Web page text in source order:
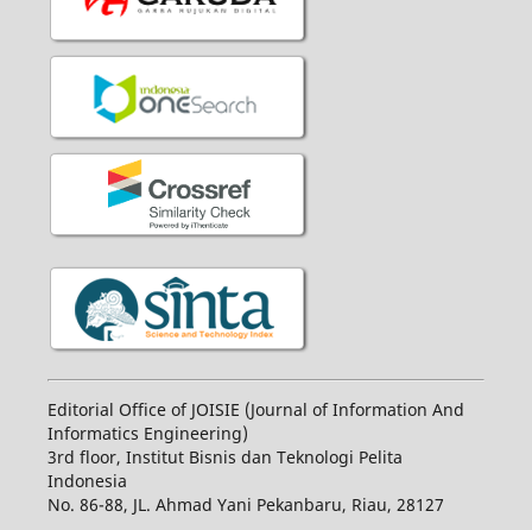
Editorial Office of JOISIE (Journal of Information And
Informatics Engineering)
3rd floor, Institut Bisnis dan Teknologi Pelita
Indonesia
No. 86-88, JL. Ahmad Yani Pekanbaru, Riau, 28127